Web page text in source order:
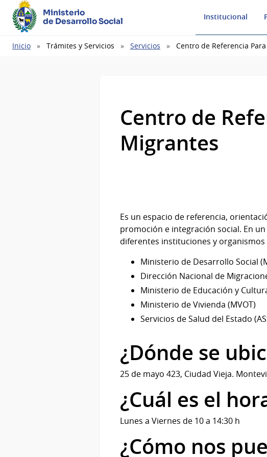
Ministerio
de Desarrollo Social
Institucional
Ruta
Inicio Trámites y Servicios Servicios Centro de Referencia
Centro de
Migrantes
Es un espacio de referencia,
promoción e integración social. En
diferentes instituciones y organismos
Ministerio de Desarrollo Social
Dirección Nacional de
Ministerio de Educación y
Ministerio de Vivienda (MVOT)
Servicios de Salud del Estado
¿Dónde se
25 de mayo 423, Ciudad Vieja.
¿Cuál es el
Lunes a Viernes de 10 a 14:30 h
¿Cómo nos